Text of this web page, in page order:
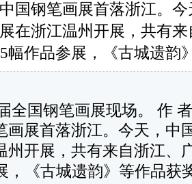
中国钢笔画展首落浙江。
在浙江温州开展，共有
幅作品参展，《古城遗韵
全国钢笔画展现场。 作
展首落浙江。今天，中
州开展，共有来自浙江、
，《古城遗韵》等作品获